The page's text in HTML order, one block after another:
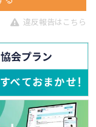
違反報告はこちら